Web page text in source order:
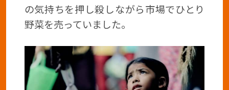
の気持ちを押し殺しながら市場でひとり
野菜を売っていました。